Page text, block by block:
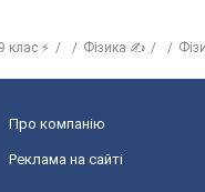
клас ⚡ Фізика ✍
Про компанію
Реклама на сайті